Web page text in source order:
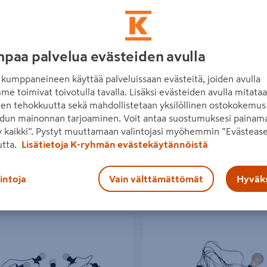
Goodiy 10led IP44
kpl
€/ kpl
Lue lisää
kpl
39,95€/kpl
39,95 €
Lue lisää
palvelua evästeiden avulla
käyttää palveluissaan evästeitä, joiden avulla
toimivat toivotulla tavalla. Lisäksi evästeiden avulla
tehokkuutta sekä mahdollistetaan yksilöllinen ostokokemus
mainonnan tarjoaminen. Voit antaa suostumuksesi
kaikki”. Pystyt muuttamaan valintojasi myöhemmin
Lisätietoja K-ryhmän evästekäytännöistä
Vain välttämättömät